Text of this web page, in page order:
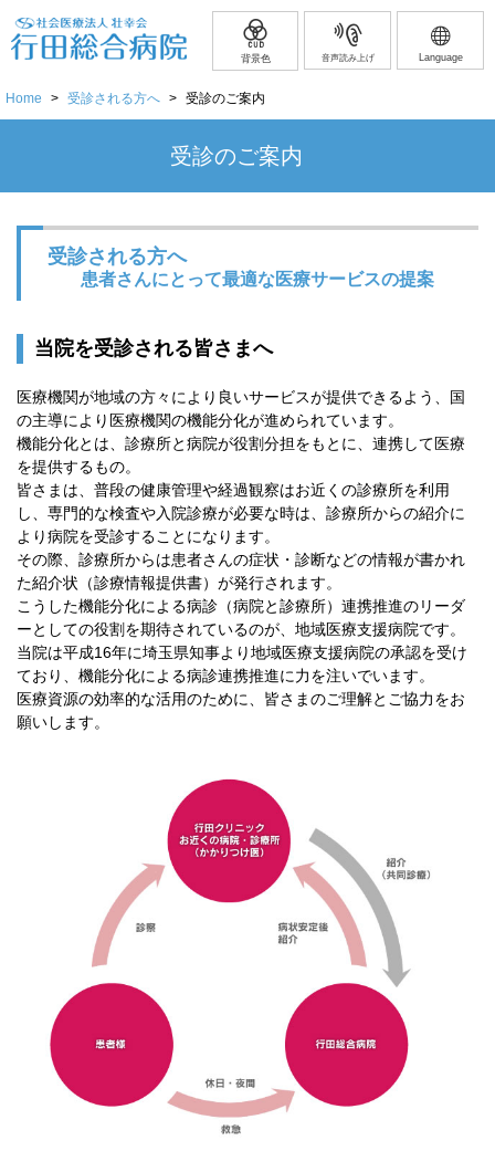
背景色 音声読み上げ Language
Home > 受診される方へ > 受診のご案内
受診のご案内
受診される方へ
患者さんにとって最適な医療サービスの提案
当院を受診される皆さまへ
医療機関が地域の方々により良いサービスが提供できるよう、国
の主導により医療機関の機能分化が進められています。
機能分化とは、診療所と病院が役割分担をもとに、連携して医療
を提供するもの。
皆さまは、普段の健康管理や経過観察はお近くの診療所を利用
し、専門的な検査や入院診療が必要な時は、診療所からの紹介に
より病院を受診することになります。
その際、診療所からは患者さんの症状・診断などの情報が書かれ
た紹介状（診療情報提供書）が発行されます。
こうした機能分化による病診（病院と診療所）連携推進のリーダ
ーとしての役割を期待されているのが、地域医療支援病院です。
当院は平成16年に埼玉県知事より地域医療支援病院の承認を受け
ており、機能分化による病診連携推進に力を注いでいます。
医療資源の効率的な活用のために、皆さまのご理解とご協力をお
願いします。